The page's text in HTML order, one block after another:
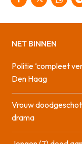
NET BINNEN
Politie ‘compleet
Den Haag
Vrouw
drama